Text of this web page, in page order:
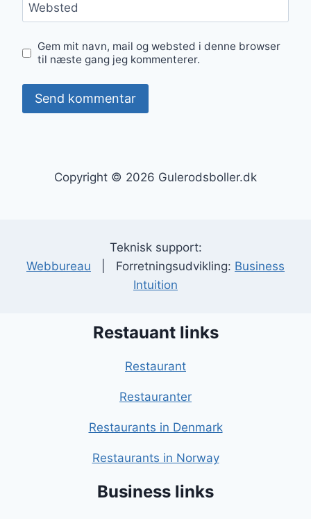
Websted
Gem mit navn, mail og websted i denne browser
til næste gang jeg kommenterer.
Copyright © 2026 Gulerodsboller.dk
Teknisk support:
Webbureau | Forretningsudvikling: Business
Intuition
Restauant links
Restaurant
Restauranter
Restaurants in Denmark
Restaurants in Norway
Business links